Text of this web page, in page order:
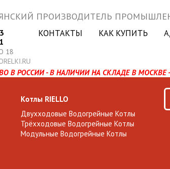
ПРОИЗВОДИТЕЛЬ
18
КОНТАКТЫ КАК КУПИТЬ
В РОССИИ - В НАЛИЧИИ НА СКЛАДЕ В
Котлы RIELLO
Двухходовые Водогрейные Котлы
Трёхходовые Водогрейные Котлы
Модульные Водогрейные Котлы